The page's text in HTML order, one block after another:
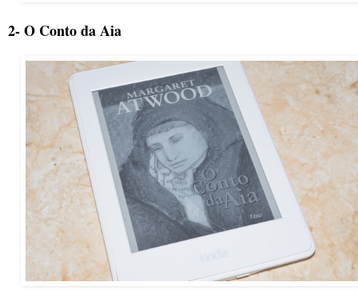
2- O Conto da Aia